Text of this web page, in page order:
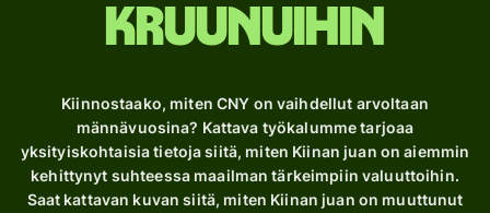
kruunuihin
Kiinnostaako, miten CNY on vaihdellut arvoltaan
männävuosina? Kattava työkalumme tarjoaa
yksityiskohtaisia ​​tietoja siitä, miten Kiinan juan on aiemmin
kehittynyt suhteessa maailman tärkeimpiin valuuttoihin.
Saat kattavan kuvan siitä, miten Kiinan juan on muuttunut